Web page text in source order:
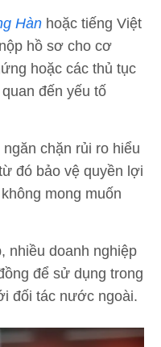
Hàn hoặc tiếng Việt
hồ sơ cho cơ
hoặc các thủ tục
đến yếu tố
chặn rủi ro hiểu
đó bảo vệ quyền lợi
mong muốn
nhiều doanh nghiệp
để sử dụng trong
đối tác nước ngoài.